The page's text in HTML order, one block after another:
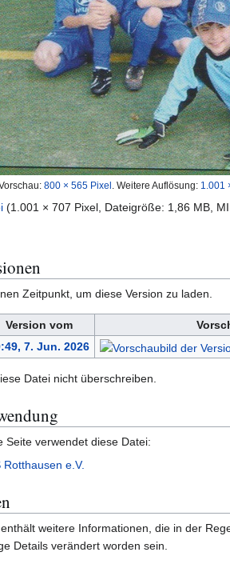
800 × 565 Pixel Weitere Auflösung: 1.001
(1.001 × 707 Pixel, Dateigröße: 1,86 MB,
Zeitpunkt, um diese Version zu laden.
Version vom
7. Jun. 2026
Datei nicht überschreiben.
Seite verwendet diese Datei:
Rotthausen e.V.
weitere Informationen, die in der
Details verändert worden sein.